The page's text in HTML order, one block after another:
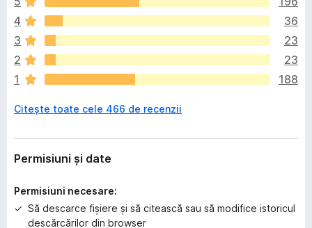
e
x
i
s
t
ă
n
ă
e
a
u
4
36
3
23
2
23
1
188
Citește toate cele 466 de recenzii
Permisiuni și date
Permisiuni necesare:
Să descarce fișiere și să citească sau să modifice istoricul
descărcărilor din browser